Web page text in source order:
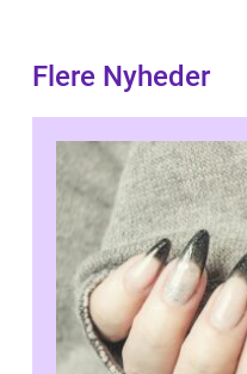
Flere Nyheder